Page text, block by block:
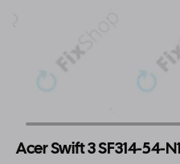
Acer Swift 3 SF314-54-